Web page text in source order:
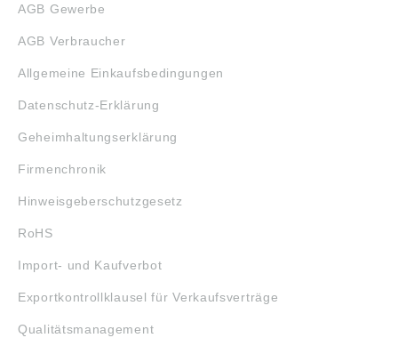
AGB Gewerbe
AGB Verbraucher
Allgemeine Einkaufsbedingungen
Datenschutz-Erklärung
Geheimhaltungserklärung
Firmenchronik
Hinweisgeberschutzgesetz
RoHS
Import- und Kaufverbot
Exportkontrollklausel für Verkaufsverträge
Qualitätsmanagement